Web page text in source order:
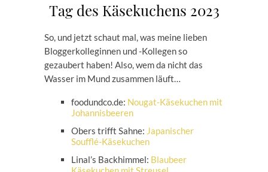
Tag des Käsekuchens 2023
So, und jetzt schaut mal, was meine lieben
Bloggerkolleginnen und -Kollegen so
gezaubert haben! Also, wem da nicht das
Wasser im Mund zusammen läuft…
foodundco.de: Nougat-Käsekuchen mit
Johannisbeeren
Obers trifft Sahne: Japanischer
Soufflé-Käsekuchen
Linal’s Backhimmel: Blaubeer